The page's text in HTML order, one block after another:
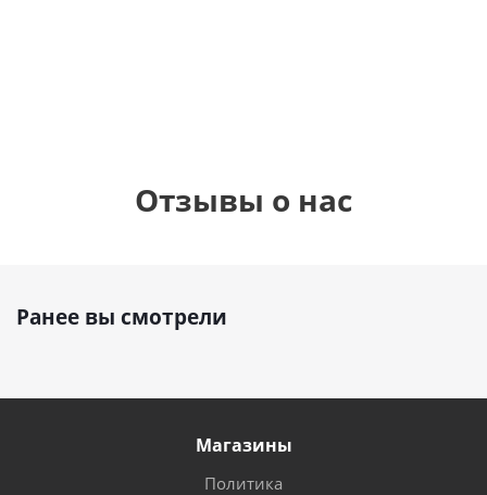
Отзывы о нас
Ранее вы смотрели
Магазины
Политика